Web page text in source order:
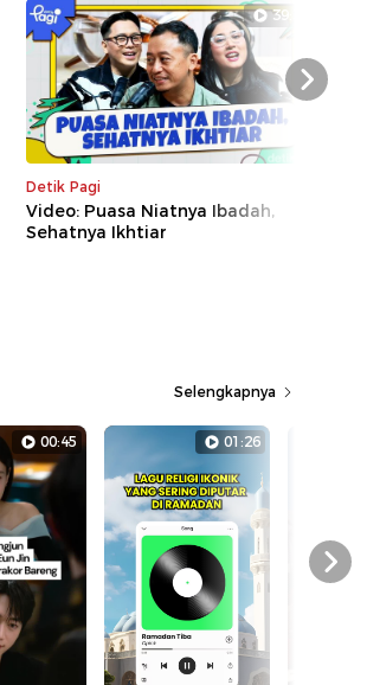
39:34
Detik Pagi
Video: Puasa Niatnya Ibadah,
Sehatnya Ikhtiar
Next
Selengkapnya
00:45 01:26
Next